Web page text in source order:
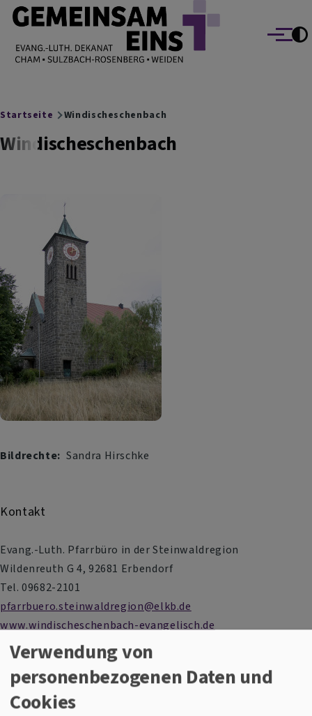
Direkt zum Inhalt
EVANG.-LUTH. DEKANAT GEMEINSAM EINS
Cham Sulzbach-Rosenberg Weiden
Menü
Breadcrumb
Startseite Windischeschenbach
Windischeschenbach
Bildrechte Sandra Hirschke
Kontakt
Evang.-Luth. Pfarrbüro in der Steinwaldregion
Wildenreuth G 4, 92681 Erbendorf
Tel. 09682-2101
pfarrbuero.steinwaldregion@elkb.de
www.windischeschenbach-evangelisch.de
Pfarrer Thomas Berthold
thomas.berthold@elkb.de
Tel. 09682 / 1838556
Verwendung von
personenbezogenen Daten und
Cookies